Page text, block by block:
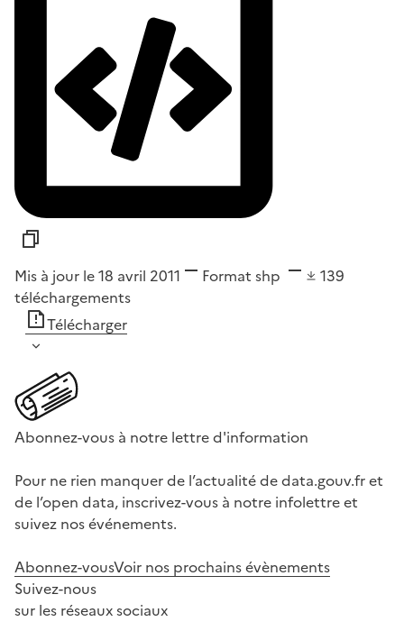
Mis à jour le 18 avril 2011 Format shp
139
téléchargements
Télécharger
Abonnez-vous à notre lettre d'information
Pour ne rien manquer de l’actualité de data.gouv.fr et
de l’open data, inscrivez-vous à notre infolettre et
suivez nos événements.
Abonnez-vousVoir nos prochains évènements
Suivez-nous
sur les réseaux sociaux